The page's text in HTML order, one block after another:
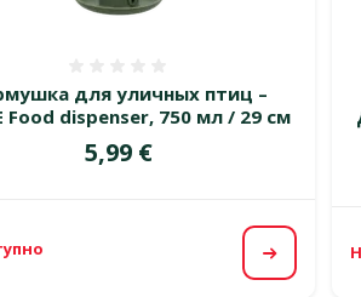
для уличных птиц –
Food dispenser, 750 мл / 29 см
Цена
5,99 €